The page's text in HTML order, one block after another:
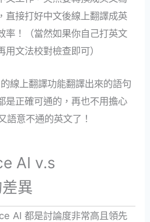
直接打好中文後線上翻譯成英
率！（當然如果你自己打英文
文法校對檢查即可）
線上翻譯功能翻譯出來的語句
是正確可通的，再也不用擔心
意不通的英文了！
AI v.s
異
AI 都是討論度非常高且領先